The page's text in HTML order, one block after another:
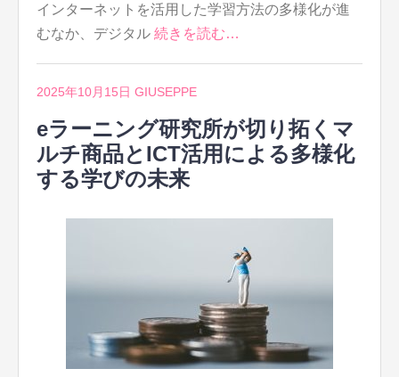
インターネットを活用した学習方法の多様化が進
むなか、デジタル 続きを読む…
2025年10月15日 GIUSEPPE
eラーニング研究所が切り拓くマ
ルチ商品とICT活用による多様化
する学びの未来